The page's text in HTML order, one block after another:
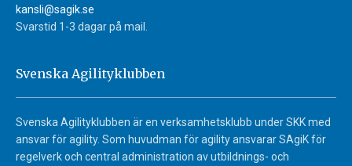
kansli@sagik.se
Svarstid 1-3 dagar på mail.
Svenska Agilityklubben
Svenska Agilityklubben är en verksamhetsklubb under SKK med
ansvar för agility. Som huvudman för agility ansvarar SAgiK för
regelverk och central administration av utbildnings- och